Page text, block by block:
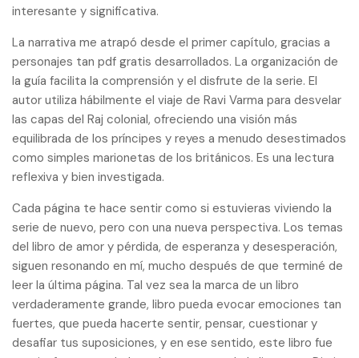
interesante y significativa.
La narrativa me atrapó desde el primer capítulo, gracias a
personajes tan pdf gratis desarrollados. La organización de
la guía facilita la comprensión y el disfrute de la serie. El
autor utiliza hábilmente el viaje de Ravi Varma para desvelar
las capas del Raj colonial, ofreciendo una visión más
equilibrada de los príncipes y reyes a menudo desestimados
como simples marionetas de los británicos. Es una lectura
reflexiva y bien investigada.
Cada página te hace sentir como si estuvieras viviendo la
serie de nuevo, pero con una nueva perspectiva. Los temas
del libro de amor y pérdida, de esperanza y desesperación,
siguen resonando en mí, mucho después de que terminé de
leer la última página. Tal vez sea la marca de un libro
verdaderamente grande, libro pueda evocar emociones tan
fuertes, que pueda hacerte sentir, pensar, cuestionar y
desafiar tus suposiciones, y en ese sentido, este libro fue